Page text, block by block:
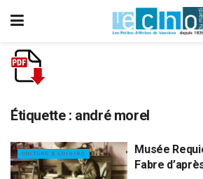
Étiquette : andré morel
CULTURE & LOISIRS
Musée
Fabre